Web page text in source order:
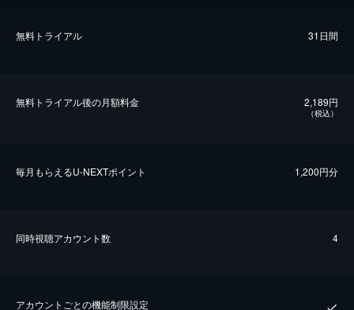
無料トライアル 31日間
無料トライアル後の⽉額料金 2,189円
（税込）
毎⽉もらえるU-NEXTポイント 1,200円分
同時視聴アカウント数 4
アカウントごとの機能制限設定